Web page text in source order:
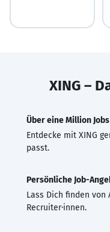
XING –
Über eine Million Jobs
Entdecke mit XING
passt.
Persönliche Job-
Lass Dich finden von
Recruiter·innen.